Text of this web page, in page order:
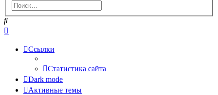
Поиск
Ссылки
Статистика сайта
Dark mode
Активные темы